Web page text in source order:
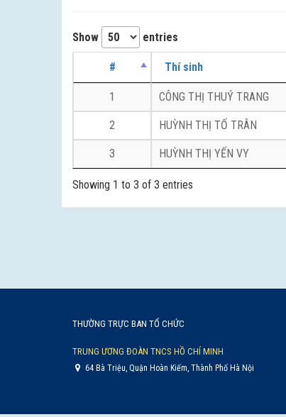
Show entries
# Thí sinh
1 CÔNG THỊ THUÝ TRANG
2 HUỲNH THỊ TỐ TRÂN
3 HUỲNH THỊ YẾN VY
Showing 1 to 3 of 3 entries
THƯỜNG TRỰC BAN TỔ CHỨC
TRUNG ƯƠNG ĐOÀN TNCS HỒ CHÍ MINH
64 Bà Triệu, Quận Hoàn Kiếm, Thành Phố Hà Nội